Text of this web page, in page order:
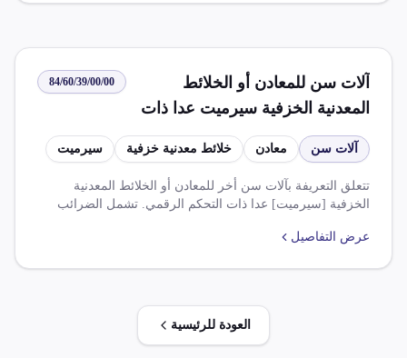
آلات سن للمعادن أو الخلائط
المعدنية الخزفية سيرميت عدا ذات
التحكم الرقمي
84/60/39/00/00
آلات سن معادن خلائط معدنية خزفية سيرميت
تتعلق التعريفة بآلات سن أخر للمعادن أو الخلائط المعدنية
الخزفية [سيرميت] عدا ذات التحكم الرقمي. تشمل الضرائب
بنسبة 14.000%. هناك عدة قواعد وإعفاءات تتعلق باتفاقياتعرض التفاصيل
العودة للرئيسية